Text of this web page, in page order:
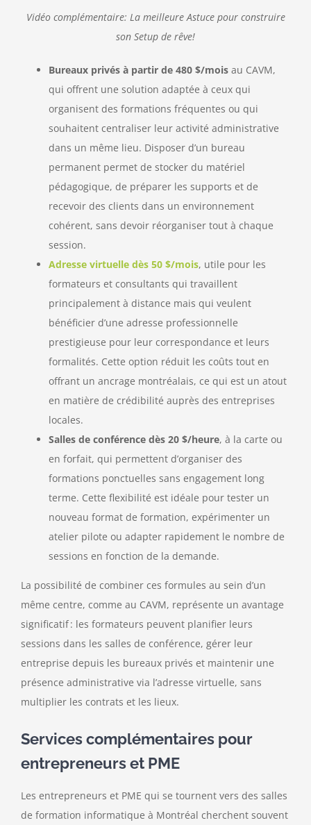
Vidéo complémentaire: La meilleure Astuce pour construire
son Setup de rêve!
Bureaux privés à partir de 480 $/mois au CAVM,
qui offrent une solution adaptée à ceux qui
organisent des formations fréquentes ou qui
souhaitent centraliser leur activité administrative
dans un même lieu. Disposer d’un bureau
permanent permet de stocker du matériel
pédagogique, de préparer les supports et de
recevoir des clients dans un environnement
cohérent, sans devoir réorganiser tout à chaque
session.
Adresse virtuelle dès 50 $/mois, utile pour les
formateurs et consultants qui travaillent
principalement à distance mais qui veulent
bénéficier d’une adresse professionnelle
prestigieuse pour leur correspondance et leurs
formalités. Cette option réduit les coûts tout en
offrant un ancrage montréalais, ce qui est un atout
en matière de crédibilité auprès des entreprises
locales.
Salles de conférence dès 20 $/heure, à la carte ou
en forfait, qui permettent d’organiser des
formations ponctuelles sans engagement long
terme. Cette flexibilité est idéale pour tester un
nouveau format de formation, expérimenter un
atelier pilote ou adapter rapidement le nombre de
sessions en fonction de la demande.
La possibilité de combiner ces formules au sein d’un
même centre, comme au CAVM, représente un avantage
significatif : les formateurs peuvent planifier leurs
sessions dans les salles de conférence, gérer leur
entreprise depuis les bureaux privés et maintenir une
présence administrative via l’adresse virtuelle, sans
multiplier les contrats et les lieux.
Services complémentaires pour
entrepreneurs et PME
Les entrepreneurs et PME qui se tournent vers des salles
de formation informatique à Montréal cherchent souvent